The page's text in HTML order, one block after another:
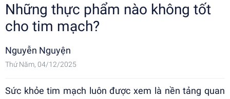
Những thực phẩm nào không tốt
cho tim mạch?
Nguyễn Nguyện
Thứ Năm, 04/12/2025
Sức khỏe tim mạch luôn được xem là nền tảng quan